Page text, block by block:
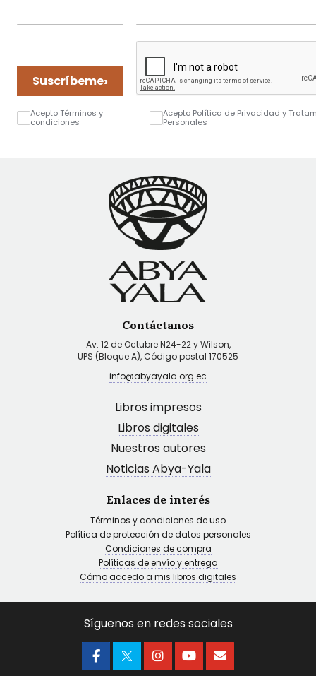
Suscríbeme›
Acepto Términos y
condiciones
Acepto Política de Privacidad y
Personales
Contáctanos
Av. 12 de Octubre N24-22 y Wilson,
UPS (Bloque A), Código postal 170525
info@abyayala.org.ec
Libros impresos
Libros digitales
Nuestros autores
Noticias Abya-Yala
Enlaces de interés
Términos y condiciones de uso
Política de protección de datos personales
Condiciones de compra
Políticas de envío y entrega
Cómo accedo a mis libros digitales
Síguenos en redes sociales